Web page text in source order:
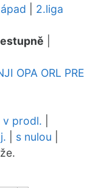
2.liga
OPA ORL PRE
v prodl.
s nulou